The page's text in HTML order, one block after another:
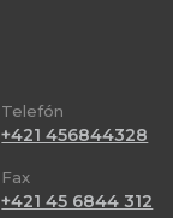
Telefón
+421 456844328
Fax
+421 45 6844 312